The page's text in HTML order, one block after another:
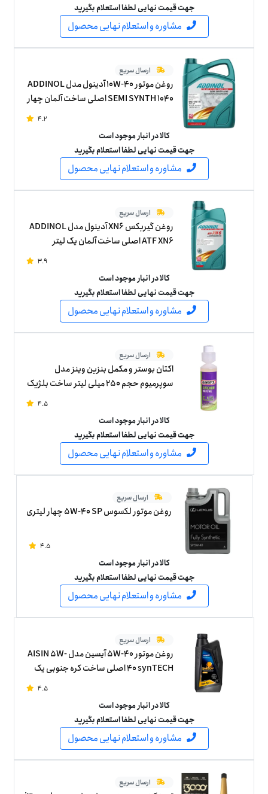
جهت قیمت نهایی لطفا استعلام بگیرید
مشاوره و استعلام نهایی محصول
ارسال سریع
روغن موتور 10W-40 آدینول مدل ADDINOL
SEMI SYNTH 1040 اصلی ساخت آلمان چهار
4.2
کالا در انبار موجود است
جهت قیمت نهایی لطفا استعلام بگیرید
مشاوره و استعلام نهایی محصول
ارسال سریع
روغن گیربکس XN6 آدینول مدل ADDINOL
ATF XN6 اصلی ساخت آلمان یک لیتر
3.9
کالا در انبار موجود است
جهت قیمت نهایی لطفا استعلام بگیرید
مشاوره و استعلام نهایی محصول
ارسال سریع
اکتان بوستر و مکمل بنزین وینز مدل
سوپرمیوم حجم 250 میلی لیتر ساخت بلژیک
4.5
کالا در انبار موجود است
جهت قیمت نهایی لطفا استعلام بگیرید
مشاوره و استعلام نهایی محصول
ارسال سریع
روغن موتور لکسوس 5W-40 SP چهار لیتری
4.5
کالا در انبار موجود است
جهت قیمت نهایی لطفا استعلام بگیرید
مشاوره و استعلام نهایی محصول
ارسال سریع
روغن موتور 5W-40 آیسین مدل AISIN 5W-
40 synTECH اصلی ساخت کره جنوبی یک
4.5
کالا در انبار موجود است
جهت قیمت نهایی لطفا استعلام بگیرید
مشاوره و استعلام نهایی محصول
ارسال سریع